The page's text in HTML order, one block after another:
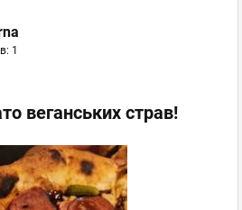
1
веганських страв!